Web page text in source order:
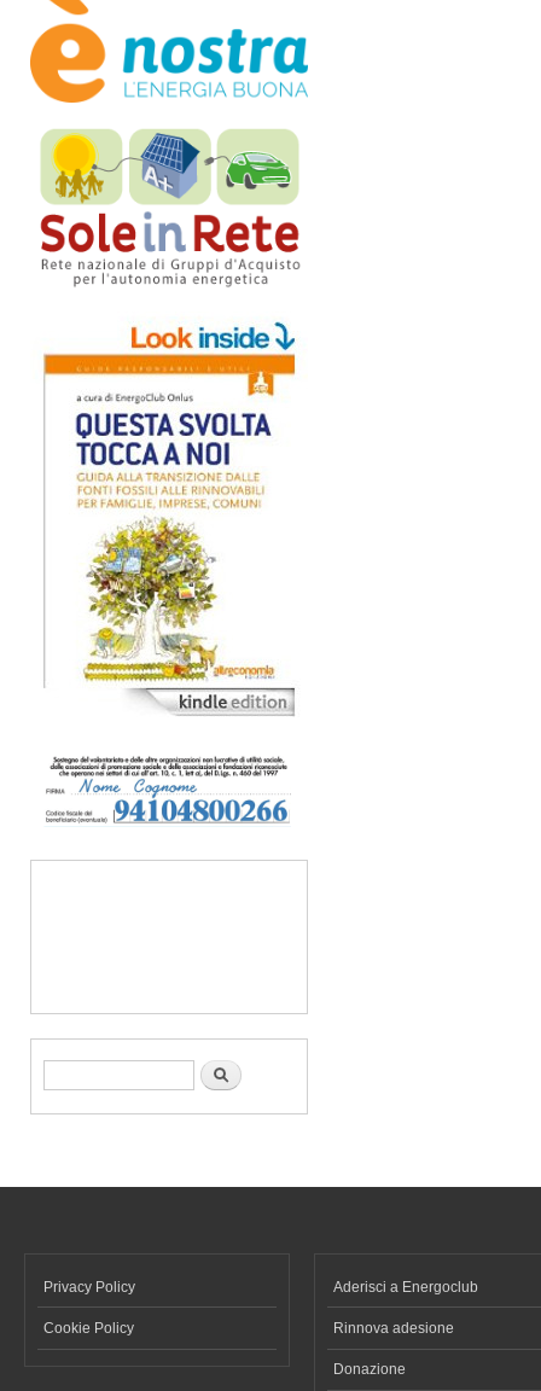
Form di ricerca Cerca
Privacy Policy
Cookie Policy
Aderisci a Energoclub
Rinnova adesione
Donazione